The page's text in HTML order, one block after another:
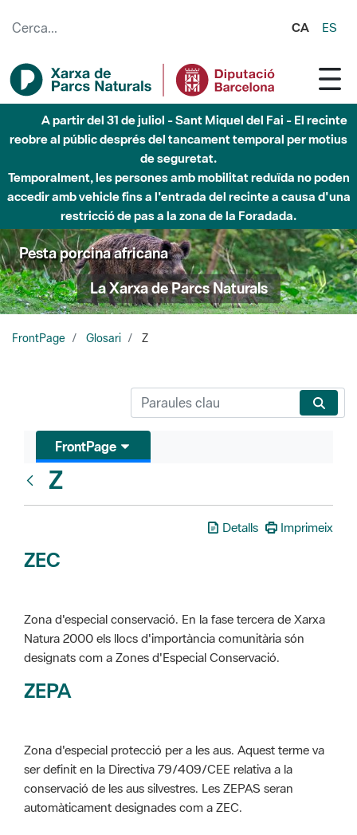
CA ES
A partir del 31 de juliol - Sant Miquel del Fai - El recinte
reobre al públic després del tancament temporal per motius
de seguretat.
Temporalment, les persones amb mobilitat reduïda no poden
accedir amb vehicle fins a l'entrada del recinte a causa d'una
restricció de pas a la zona de la Foradada.
Pesta porcina africana
La Xarxa de Parcs Naturals
FrontPage Glosari Z
FrontPage
Z
Detalls Imprimeix
ZEC
Zona d'especial conservació. En la fase tercera de Xarxa
Natura 2000 els llocs d'importància comunitària són
designats com a Zones d'Especial Conservació.
ZEPA
Zona d'especial protecció per a les aus. Aquest terme va
ser definit en la Directiva 79/409/CEE relativa a la
conservació de les aus silvestres. Les ZEPAS seran
automàticament designades com a ZEC.